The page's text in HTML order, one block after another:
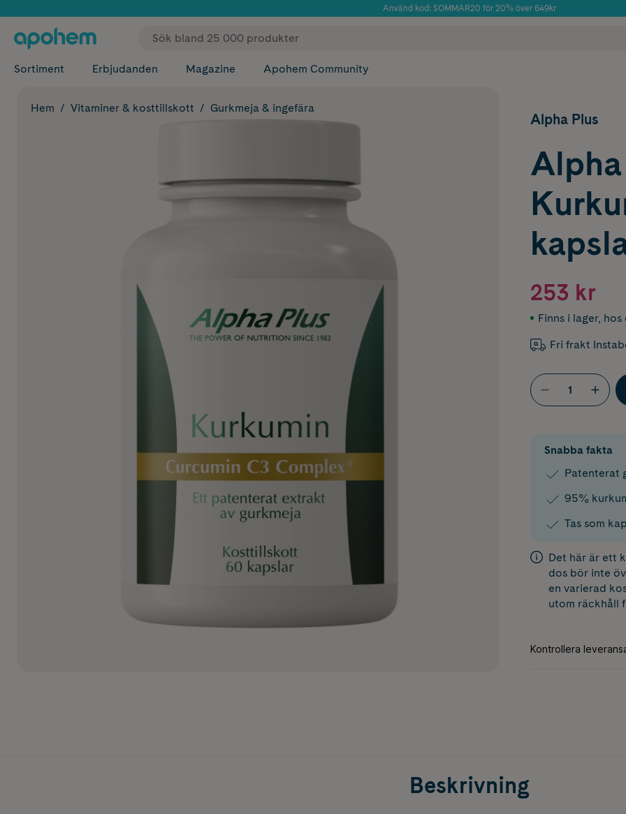
Använd kod: SOMMAR20 för 20% över 649kr
✓ Fri frakt
Sortiment Erbjudanden Magazine Apohem Community
Hem Vitaminer & kosttillskott Gurkmeja & ingefära
Alpha Plus
253 kr
Finns i lager, hos
Fri frakt
Snabba fakta
Patenterat
95%
Tas som
Det här är ett
dos bör inte
en varierad
utom räckhåll
Beskrivning